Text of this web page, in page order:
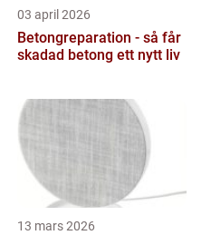
03 april 2026
Betongreparation - så får
skadad betong ett nytt liv
13 mars 2026